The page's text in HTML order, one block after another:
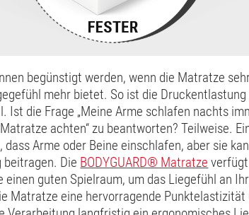
begünstigt werden, wenn die Matratze
mehr bietet. So ist die
Ist die Frage „Meine Arme schlafen nachts
achten“ zu beantworten? Teilweise.
Arme oder Beine einschlafen, aber sie
beitragen. Die BODYGUARD® Matratze
einen guten Spielraum, um das Liegefühl an
Matratze eine hervorragende